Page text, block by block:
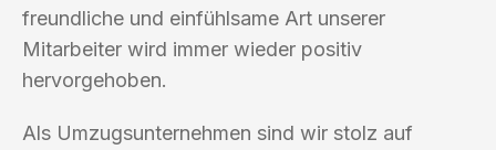
freundliche und einfühlsame Art unserer
Mitarbeiter wird immer wieder positiv
hervorgehoben.
Als Umzugsunternehmen sind wir stolz auf